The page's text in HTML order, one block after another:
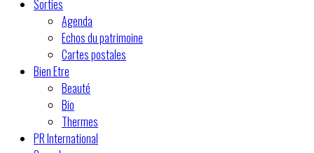
Sorties
Agenda
Echos du patrimoine
Cartes postales
Bien Etre
Beauté
Bio
Thermes
PR International